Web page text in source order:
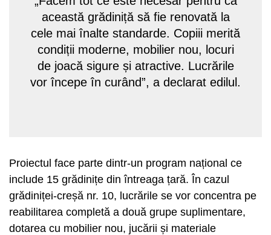
această grădiniță să fie renovată la
cele mai înalte standarde. Copiii merită
condiții moderne, mobilier nou, locuri
de joacă sigure și atractive. Lucrările
vor începe în curând”, a declarat edilul.
Proiectul face parte dintr-un program național ce
include 15 grădinițe din întreaga țară. În cazul
grădiniței-creșă nr. 10, lucrările se vor concentra pe
reabilitarea completă a două grupe suplimentare,
dotarea cu mobilier nou, jucării și materiale